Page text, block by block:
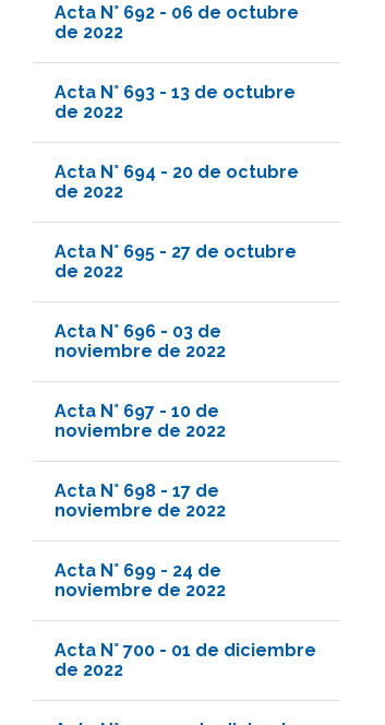
Acta N° 692 - 06 de octubre
de 2022
Acta N° 693 - 13 de octubre
de 2022
Acta N° 694 - 20 de octubre
de 2022
Acta N° 695 - 27 de octubre
de 2022
Acta N° 696 - 03 de
noviembre de 2022
Acta N° 697 - 10 de
noviembre de 2022
Acta N° 698 - 17 de
noviembre de 2022
Acta N° 699 - 24 de
noviembre de 2022
Acta N° 700 - 01 de diciembre
de 2022